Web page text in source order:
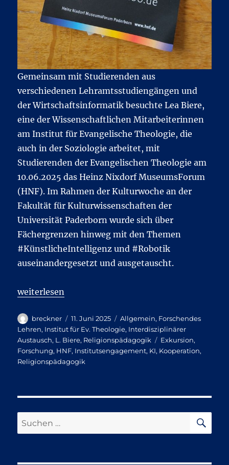
Gemeinsam mit Studierenden aus
verschiedenen Lehramtsstudiengängen und
der Wirtschaftsinformatik besuchte Lea Biere,
eine der Wissenschaftlichen Mitarbeiterinnen
am Institut für Evangelische Theologie, die
auch in der Soziologie arbeitet, mit
Studierenden der Evangelischen Theologie am
10.06.2025 das Heinz Nixdorf MuseumsForum
(HNF). Im Rahmen der Kulturwoche an der
Fakultät für Kulturwissenschaften der
Universität Paderborn wurde sich über
Fächergrenzen hinweg mit den Themen
#KünstlicheIntelligenz und #Robotik
auseinandergesetzt und ausgetauscht.
„Interdisziplinärer Austausch während der
weiterlesen
Autor
breckner
Veröffentlicht
am
11. Juni 2025 Kategorien
Allgemein, Forschendes
Lehren, Institut für Ev. Theologie, Interdisziplinärer
Austausch, L. Biere, Religionspädagogik Schlagwörter
Exkursion,
Forschung, HNF, Institutsengagement, KI, Kooperation,
Religionspädagogik
Suchen
nach: